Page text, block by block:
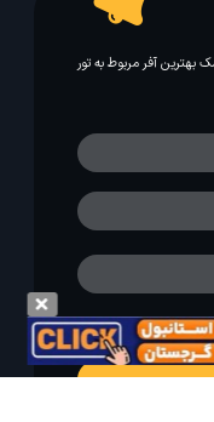
بهترین آفر مربوط به تور